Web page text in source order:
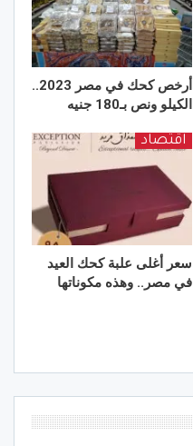
أرخص كحك في مصر 2023..
الكيلو ونص بـ180 جنيه
اقتصاد
سعر أغلى علبة كحك العيد
في مصر.. وهذه مكوناتها